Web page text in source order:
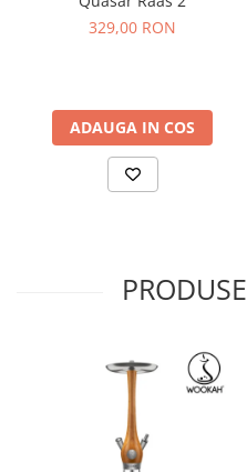
329,00 RON
ADAUGA IN COS